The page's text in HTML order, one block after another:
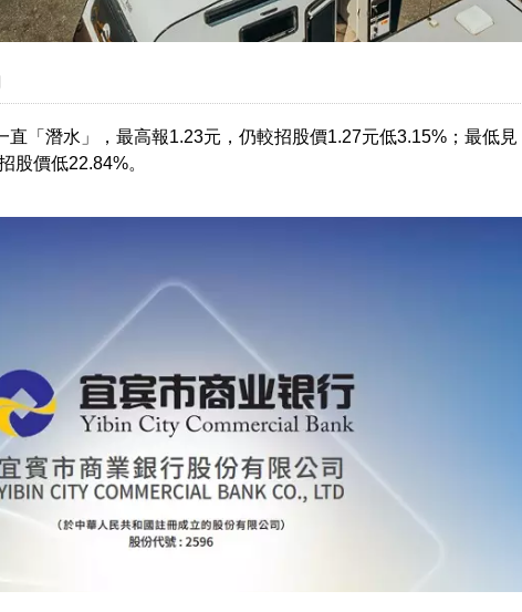
直「潛水」，最高報1.23元，仍較招股價1.27元低3.15%；最低見
股價低22.84%。